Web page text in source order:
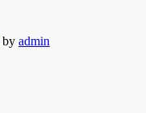
by admin